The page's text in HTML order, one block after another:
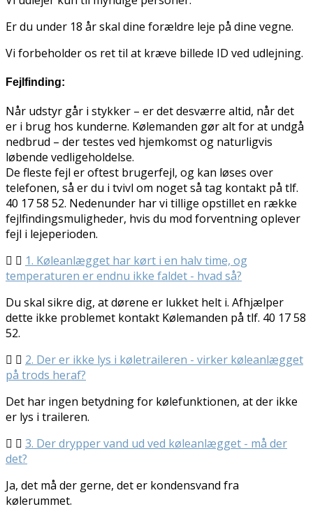
Er du under 18 år skal dine forældre leje på dine vegne.
Vi forbeholder os ret til at kræve billede ID ved udlejning.
Fejlfinding:
Når udstyr går i stykker – er det desværre altid, når det
er i brug hos kunderne. Kølemanden gør alt for at undgå
nedbrud – der testes ved hjemkomst og naturligvis
løbende vedligeholdelse.
De fleste fejl er oftest brugerfejl, og kan løses over
telefonen, så er du i tvivl om noget så tag kontakt på tlf.
40 17 58 52. Nedenunder har vi tillige opstillet en række
fejlfindingsmuligheder, hvis du mod forventning oplever
fejl i lejeperioden.
1. Køleanlægget har kørt i en halv time, og
temperaturen er endnu ikke faldet - hvad så?
Du skal sikre dig, at dørene er lukket helt i. Afhjælper
dette ikke problemet kontakt Kølemanden på tlf. 40 17 58
52.
2. Der er ikke lys i køletraileren - virker køleanlægget
på trods heraf?
Det har ingen betydning for kølefunktionen, at der ikke
er lys i traileren.
3. Der drypper vand ud ved køleanlægget - må der
det?
Ja, det må der gerne, det er kondensvand fra
kølerummet.